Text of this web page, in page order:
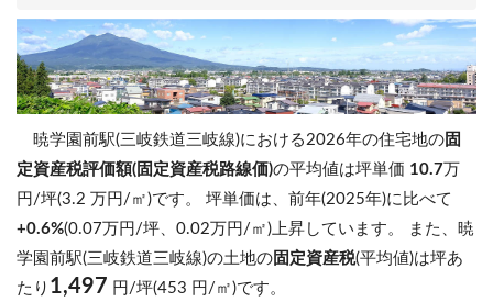
暁学園前駅(三岐鉄道三岐線)における2026年の住宅地の 固
定資産税評価額(固定資産税路線価)の平均値は坪単価 10.7万
円/坪(3.2 万円/㎡)です。 坪単価は、前年(2025年)に比べて
+0.6%(0.07万円/坪、0.02万円/㎡)上昇しています。
また、暁
学園前駅(三岐鉄道三岐線)の土地の 固定資産税(平均値)は坪あ
たり 1,497 円/坪(453 円/㎡)です。